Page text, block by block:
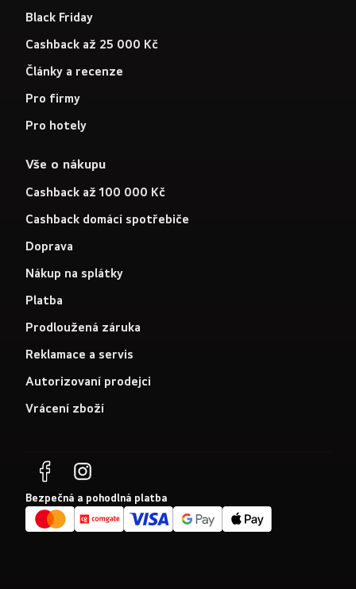
Black Friday
Cashback až 25 000 Kč
Články a recenze
Pro firmy
Pro hotely
Vše o nákupu
Cashback až 100 000 Kč
Cashback domácí spotřebiče
Doprava
Nákup na splátky
Platba
Prodloužená záruka
Reklamace a servis
Autorizovaní prodejci
Vrácení zboží
Bezpečná a pohodlná platba